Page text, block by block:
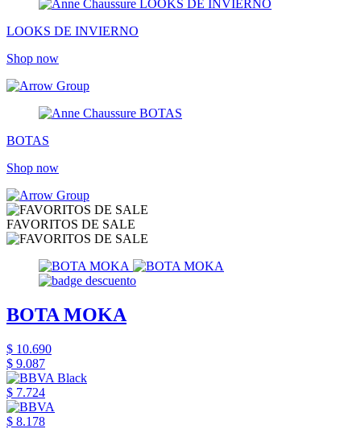
LOOKS DE INVIERNO
Shop now
BOTAS
Shop now
FAVORITOS DE SALE
BOTA MOKA
$ 10.690
$ 9.087
$ 7.724
$ 8.178